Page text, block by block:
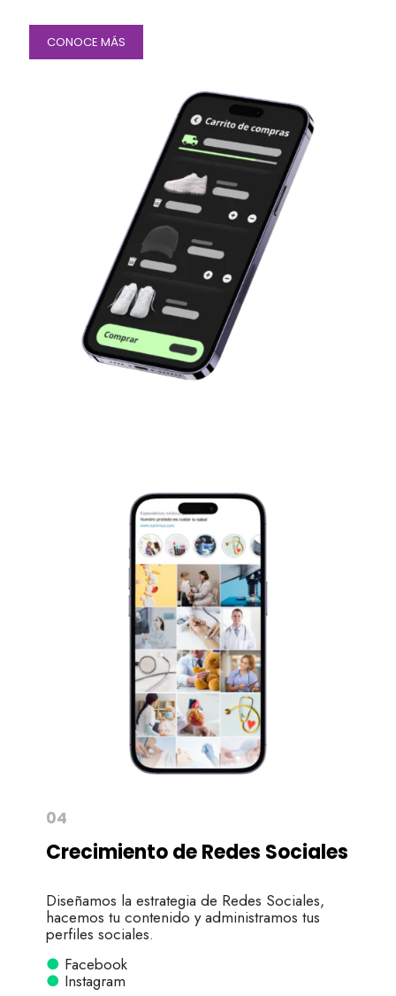
CONOCE MÁS
04
Crecimiento de Redes Sociales
Diseñamos la estrategia de Redes Sociales,
hacemos tu contenido y administramos tus
perfiles sociales.
● Facebook
● Instagram